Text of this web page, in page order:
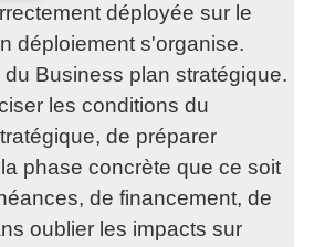
déployée sur le
déploiement s'organise.
du Business plan stratégique.
les conditions du
de préparer
phase concrète que ce soit
de financement, de
oublier les impacts sur